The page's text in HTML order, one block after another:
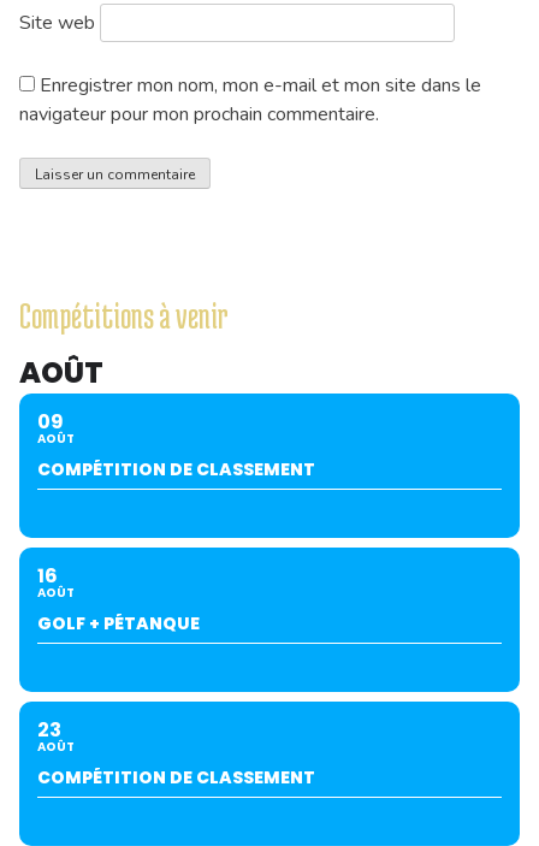
Site web
Enregistrer mon nom, mon e-mail et mon site dans le
navigateur pour mon prochain commentaire.
Compétitions à venir
AOÛT
09
AOÛT
COMPÉTITION DE CLASSEMENT
16
AOÛT
GOLF + PÉTANQUE
23
AOÛT
COMPÉTITION DE CLASSEMENT